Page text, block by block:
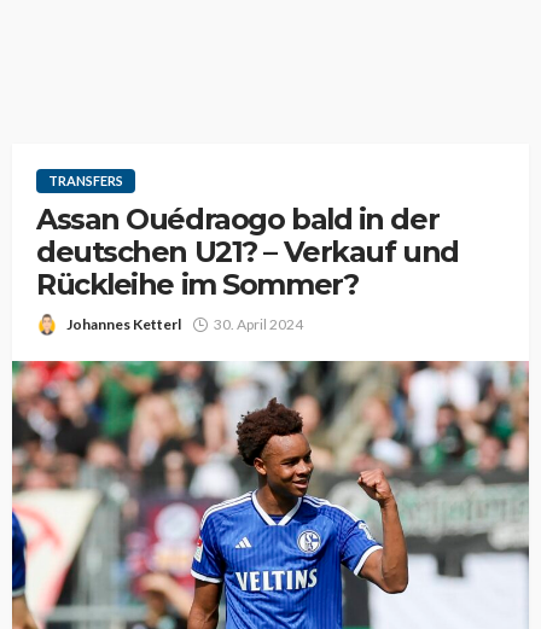
TRANSFERS
Assan Ouédraogo bald in der
deutschen U21? – Verkauf und
Rückleihe im Sommer?
Johannes Ketterl 30. April 2024